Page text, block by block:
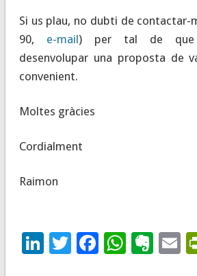
Si us plau, no dubti de contactar-
90, e-mail) per tal de que
desenvolupar una proposta de
convenient.
Moltes gràcies
Cordialment
Raimon
LinkedIn
Twitter
Facebook